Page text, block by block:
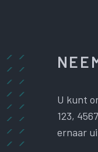
U kunt
123,
ernaar